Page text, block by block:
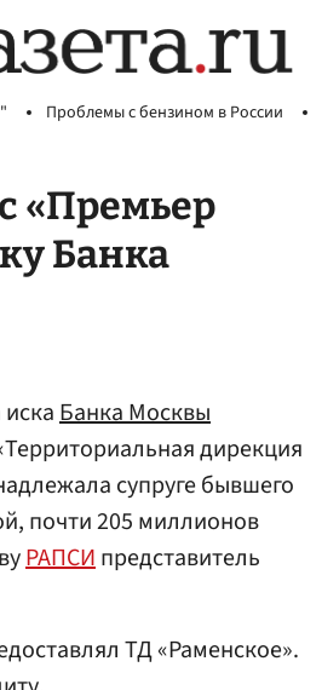
Проблемы с бензином в России
«Премьер
Банка
Банка Москвы
дирекция
супруге бывшего
почти 205 миллионов
РАПСИпредставитель
ТД «Раменское».